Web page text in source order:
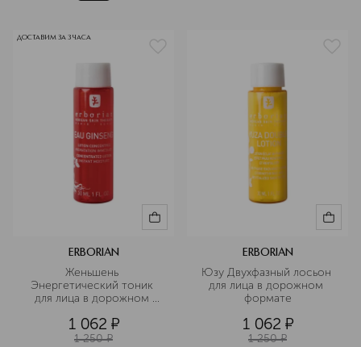
ДОСТАВИМ ЗА 3 ЧАСА
ERBORIAN
Женьшень
Энергетический тоник
для лица в дорожном
1 062 ¤
1 250 ¤
ERBORIAN
Юзу Двухфазный лосьон
для лица в дорожном
формате
1 062 ¤
1 250 ¤